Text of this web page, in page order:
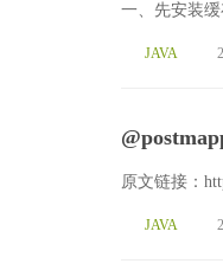
一、先安装缓
JAVA
原文链接：
JAVA